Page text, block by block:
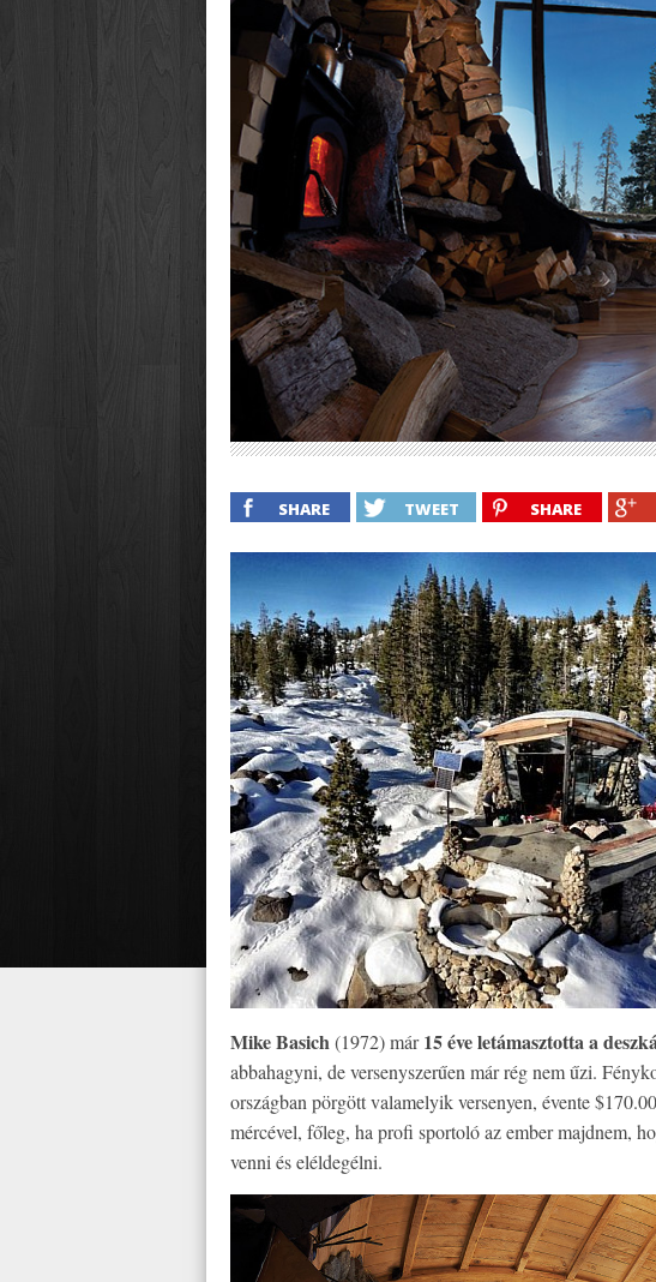
SHARE TWEET SHARE
Mike Basich(1972) már15 éve letámasztotta a
abbahagyni, de versenyszerűen már rég nem űzi.
országban pörgött valamelyik versenyen, évente
mércével, főleg, ha profi sportoló az ember majdnem,
venni és eléldegélni.